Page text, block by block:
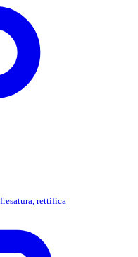
rettifica